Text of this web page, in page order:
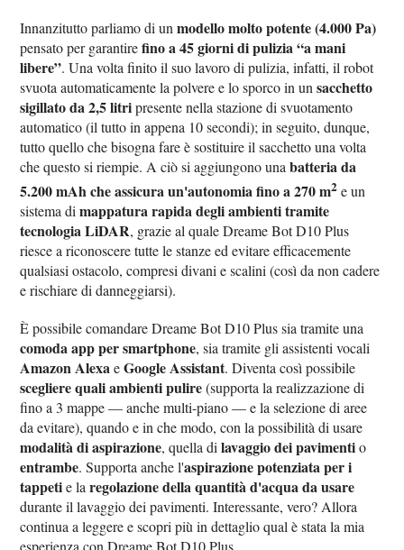
Innanzitutto parliamo di unmodello molto potente (4.000 Pa)
pensato per garantirefino a 45 giorni di pulizia “a mani
libere”. Una volta finito il suo lavoro di pulizia, infatti, il robot
svuota automaticamente la polvere e lo sporco in unsacchetto
sigillato da 2,5 litripresente nella stazione di svuotamento
automatico (il tutto in appena 10 secondi); in seguito, dunque,
tutto quello che bisogna fare è sostituire il sacchetto una volta
che questo si riempie. A ciò si aggiungono unabatteria da
5.200 mAh che assicura un'autonomia fino a 270 m2 e un
sistema dimappatura rapida degli ambienti tramite
tecnologia LiDAR, grazie al quale Dreame Bot D10 Plus
riesce a riconoscere tutte le stanze ed evitare efficacemente
qualsiasi ostacolo, compresi divani e scalini (così da non cadere
e rischiare di danneggiarsi).
È possibile comandare Dreame Bot D10 Plus sia tramite una
comoda app per smartphone, sia tramite gli assistenti vocali
Amazon AlexaeGoogle Assistant. Diventa così possibile
scegliere quali ambienti pulire(supporta la realizzazione di
fino a 3 mappe — anche multi-piano — e la selezione di aree
da evitare), quando e in che modo, con la possibilità di usare
modalità di aspirazione, quella dilavaggio dei pavimentio
entrambe. Supporta anche l'aspirazione potenziata per i
tappetie laregolazione della quantità d'acqua da usare
durante il lavaggio dei pavimenti. Interessante, vero? Allora
continua a leggere e scopri più in dettaglio qual è stata la mia